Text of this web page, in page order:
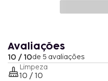
Avaliações
10 / 10de 5 avaliações
Limpeza
10 / 10